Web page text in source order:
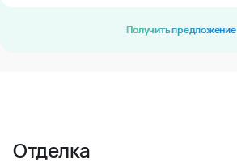
Получить предложение
Отделка